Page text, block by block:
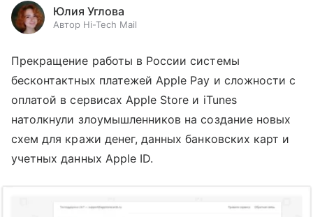
Юлия Углова
Автор Hi-Tech Mail
Прекращение работы в России системы
бесконтактных платежей Apple Pay и сложности с
оплатой в сервисах Apple Store и iTunes
натолкнули злоумышленников на создание новых
схем для кражи денег, данных банковских карт и
учетных данных Apple ID.